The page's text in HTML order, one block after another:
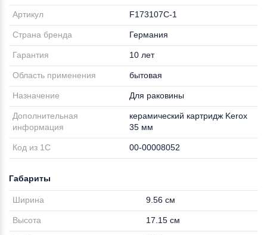
Артикул F173107C-1
Страна бренда Германия
Гарантия 10 лет
Область применения бытовая
Назначение Для раковины
Дополнительная
информация
керамический картридж Kerox
35 мм
Код из 1С 00-00008052
Габариты
Ширина 9.56 см
Высота 17.15 см